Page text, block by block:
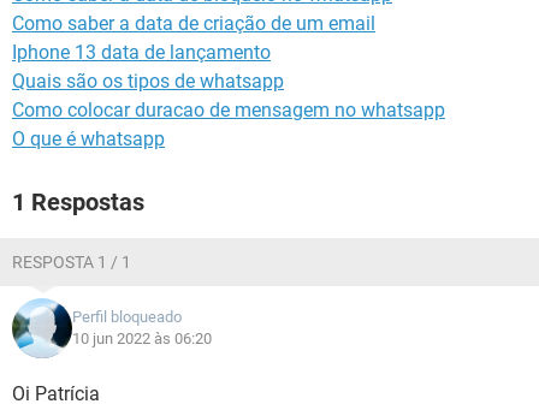
Como saber a data de criação de um email
Iphone 13 data de lançamento
Quais são os tipos de whatsapp
Como colocar duracao de mensagem no whatsapp
O que é whatsapp
1 Respostas
RESPOSTA 1 / 1
Perfil bloqueado
10 jun 2022 às 06:20
Oi Patrícia